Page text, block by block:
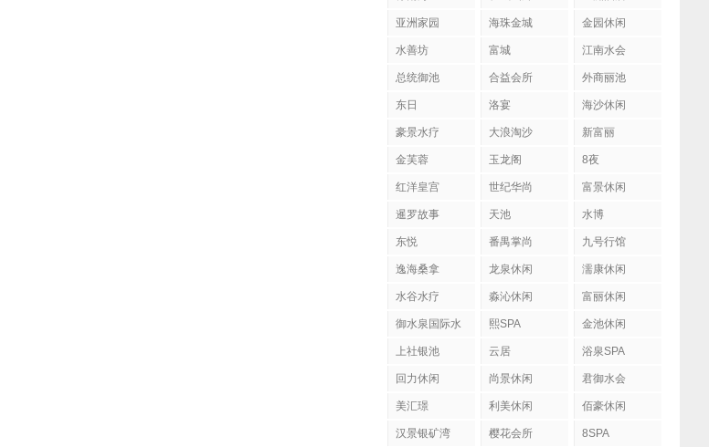
亚洲家园 海珠金城 金园休闲
水善坊 富城 江南水会
总统御池 合益会所 外商丽池
东日 洛宴 海沙休闲
豪景水疗 大浪淘沙 新富丽
金芙蓉 玉龙阁 8夜
红洋皇宫 世纪华尚 富景休闲
暹罗故事 天池 水博
东悦 番禺掌尚 九号行馆
逸海桑拿 龙泉休闲 濡康休闲
水谷水疗 淼沁休闲 富丽休闲
御水泉国际水
熙SPA 金池休闲
上社银池 云居 浴泉SPA
回力休闲 尚景休闲 君御水会
美汇璟 利美休闲 佰豪休闲
汉景银矿湾 樱花会所 8SPA